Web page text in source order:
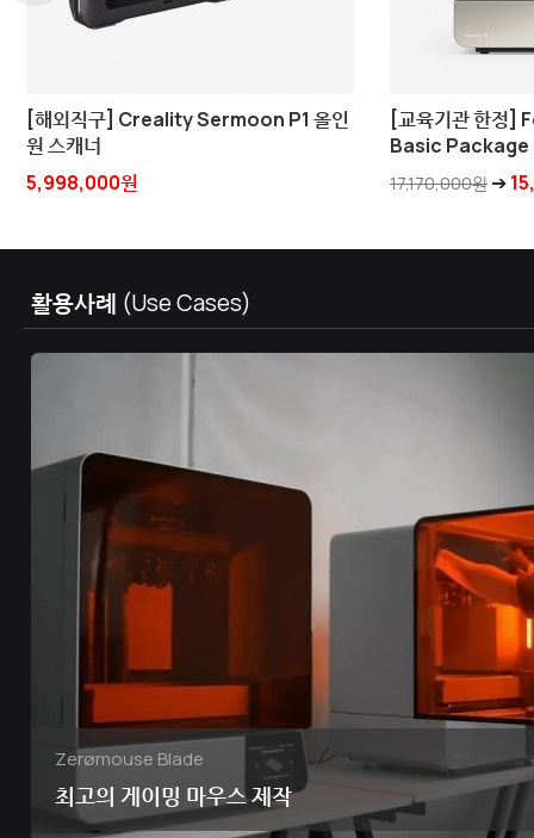
Combo
Bambu Lab A2L Combo
활용사례 (Use Cases)
Zerømouse Blade
최고의 게이밍 마우스 제작